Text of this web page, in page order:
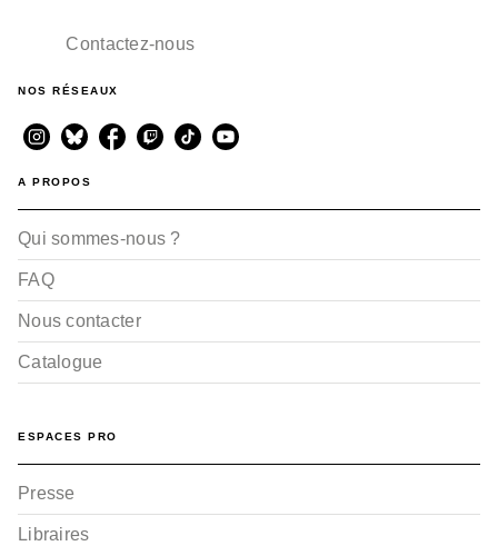
Contactez-nous
NOS RÉSEAUX
A PROPOS
Qui sommes-nous ?
FAQ
Nous contacter
Catalogue
ESPACES PRO
Presse
Libraires